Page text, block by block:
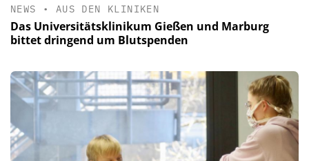
NEWS • AUS DEN KLINIKEN
Das Universitätsklinikum Gießen und Marburg
bittet dringend um Blutspenden